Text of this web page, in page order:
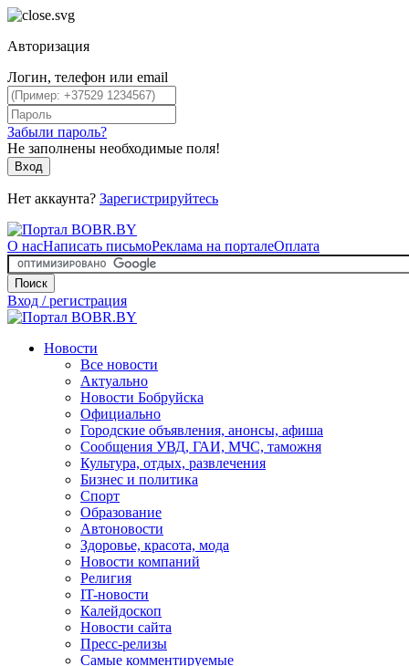
Авторизация
Логин, телефон или email
Забыли пароль?
Не заполнены необходимые поля!
Вход
Нет аккаунта? Зарегистрируйтесь
О насНаписать письмоРеклама на порталеОплата
Поиск
Вход / регистрация
Новости
Все новости
Актуально
Новости Бобруйска
Официально
Городские объявления, анонсы, афиша
Сообщения УВД, ГАИ, МЧС, таможня
Культура, отдых, развлечения
Бизнес и политика
Спорт
Образование
Автоновости
Здоровье, красота, мода
Новости компаний
Религия
IT-новости
Калейдоскоп
Новости сайта
Пресс-релизы
Самые комментируемые